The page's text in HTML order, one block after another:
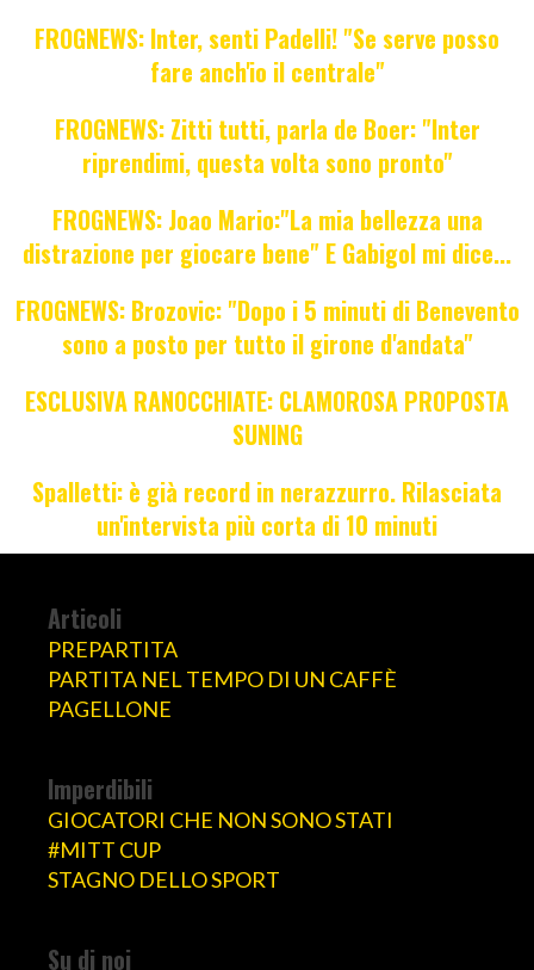
FROGNEWS: Inter, senti Padelli! "Se serve posso
fare anch'io il centrale"
FROGNEWS: Zitti tutti, parla de Boer: "Inter
riprendimi, questa volta sono pronto"
FROGNEWS: Joao Mario:"La mia bellezza una
distrazione per giocare bene" E Gabigol mi dice...
FROGNEWS: Brozovic: "Dopo i 5 minuti di Benevento
sono a posto per tutto il girone d'andata"
ESCLUSIVA RANOCCHIATE: CLAMOROSA PROPOSTA
SUNING
Spalletti: è già record in nerazzurro. Rilasciata
un'intervista più corta di 10 minuti
Articoli
PREPARTITA
PARTITA NEL TEMPO DI UN CAFFÈ
PAGELLONE
Imperdibili
GIOCATORI CHE NON SONO STATI
#MITT CUP
STAGNO DELLO SPORT
Su di noi